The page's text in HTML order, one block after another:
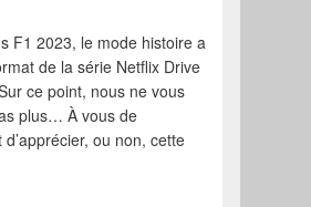
F1 2023, le mode histoire a
de la série Netflix Drive
ce point, nous ne vous
plus… À vous de
ou non, cette